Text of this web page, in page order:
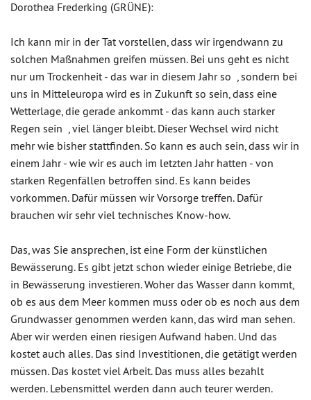
Dorothea Frederking (GRÜNE):
Ich kann mir in der Tat vorstellen, dass wir irgendwann zu
solchen Maßnahmen greifen müssen. Bei uns geht es nicht
nur um Trockenheit - das war in diesem Jahr so , sondern bei
uns in Mitteleuropa wird es in Zukunft so sein, dass eine
Wetterlage, die gerade ankommt - das kann auch starker
Regen sein , viel länger bleibt. Dieser Wechsel wird nicht
mehr wie bisher stattfinden. So kann es auch sein, dass wir in
einem Jahr - wie wir es auch im letzten Jahr hatten - von
starken Regenfällen betroffen sind. Es kann beides
vorkommen. Dafür müssen wir Vorsorge treffen. Dafür
brauchen wir sehr viel technisches Know-how.
Das, was Sie ansprechen, ist eine Form der künstlichen
Bewässerung. Es gibt jetzt schon wieder einige Betriebe, die
in Bewässerung investieren. Woher das Wasser dann kommt,
ob es aus dem Meer kommen muss oder ob es noch aus dem
Grundwasser genommen werden kann, das wird man sehen.
Aber wir werden einen riesigen Aufwand haben. Und das
kostet auch alles. Das sind Investitionen, die getätigt werden
müssen. Das kostet viel Arbeit. Das muss alles bezahlt
werden. Lebensmittel werden dann auch teurer werden.